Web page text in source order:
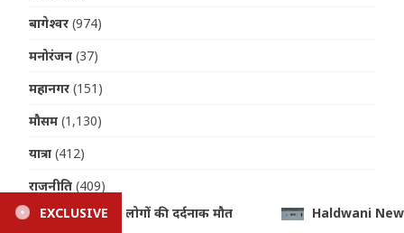
बागेश्वर (974)
मनोरंजन (37)
महानगर (151)
मौसम (1,130)
यात्रा (412)
राजनीति (409)
राष्ट्रीय(1,148)
EXCLUSIVE
Haldwani News: गौला नदी में डूबने से 15 वर्षीय किशोर की मौत,